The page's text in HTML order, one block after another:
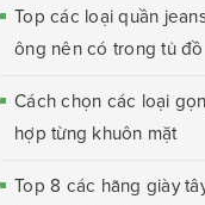
Top các loại quần
ông nên có trong tủ đồ
Cách chọn các loại
hợp từng khuôn mặt
Top 8 các hãng giày